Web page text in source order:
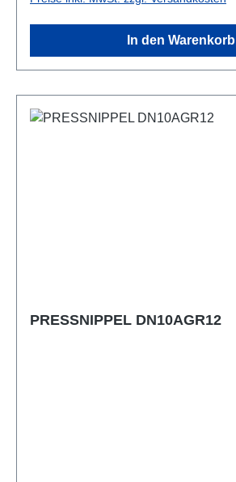
In den Warenkorb
PRESSNIPPEL DN10AGR12